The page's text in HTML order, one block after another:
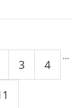
…
3 4